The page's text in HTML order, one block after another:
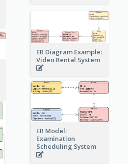
ER Diagram Example:
Video Rental System
ER Model:
Examination
Scheduling System